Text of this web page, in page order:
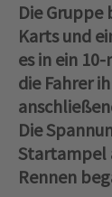
Die Gruppe
Karts und
es in ein
die Fahrer
Die
Startampel
Rennen